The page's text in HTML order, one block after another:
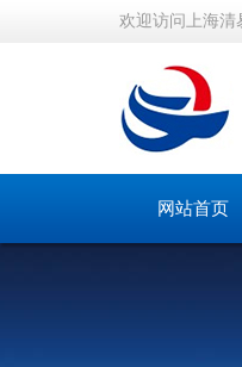
欢迎访问上海清
网站首页